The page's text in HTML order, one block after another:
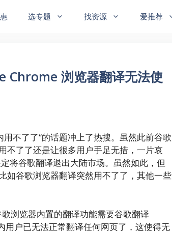
选专题 找资源 爱推荐
Chrome 浏览器翻译无法使
不了了“的话题冲上了热搜。虽然此前谷歌
不了了还是让很多用户手足无措，一片哀
将谷歌翻译退出大陆市场。虽然如此，但
如谷歌浏览器翻译突然用不了了，其他一些
浏览器内置的翻译功能需要谷歌翻译
户已无法正常翻译任何网页了，这使得无